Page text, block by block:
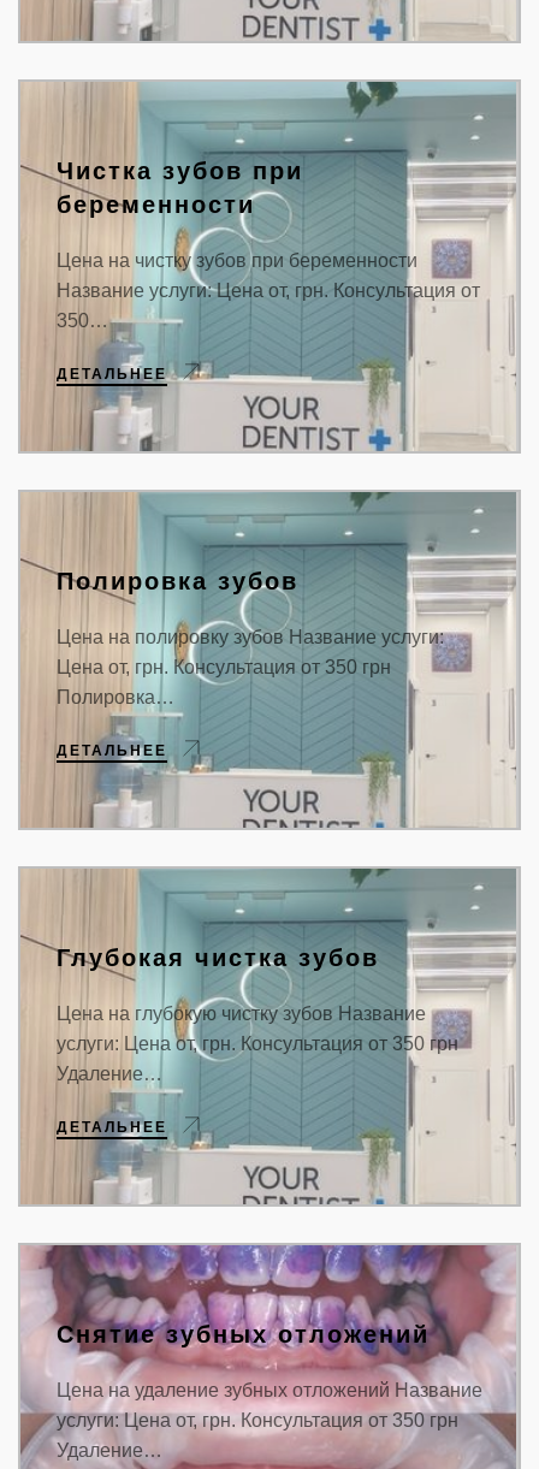
Чистка зубов при
беременности
Цена на чистку зубов при беременности
Название услуги: Цена от, грн. Консультация от
350…
ДЕТАЛЬНЕЕ
Полировка зубов
Цена на полировку зубов Название услуги:
Цена от, грн. Консультация от 350 грн
Полировка…
ДЕТАЛЬНЕЕ
Глубокая чистка зубов
Цена на глубокую чистку зубов Название
услуги: Цена от, грн. Консультация от 350 грн
Удаление…
ДЕТАЛЬНЕЕ
Снятие зубных отложений
Цена на удаление зубных отложений Название
услуги: Цена от, грн. Консультация от 350 грн
Удаление…